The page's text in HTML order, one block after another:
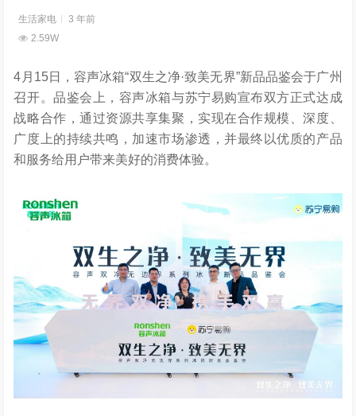
生活家电
3 年前
2.59W
4月15日，容声冰箱“双生之净·致美无界”新品品鉴会于广州
召开。品鉴会上， 容声冰箱与苏宁易购宣布双方正式达成
战略合作，通过资源共享集聚， 实现在合作规模、深度、
广度上的持续共鸣，加速市场渗透 ，并最终以优质的产品
和服务给用户带来美好的消费体验。